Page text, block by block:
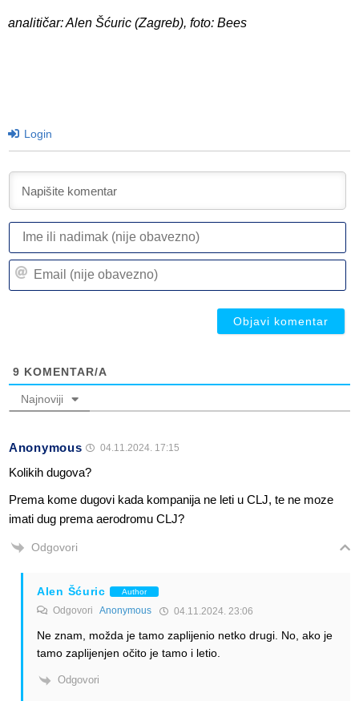
analitičar: Alen Šćuric (Zagreb), foto: Bees
Login
9 KOMENTAR/A
Najnoviji
Anonymous 04.11.2024. 17:15
Kolikih dugova?
Prema kome dugovi kada kompanija ne leti u CLJ, te ne moze
imati dug prema aerodromu CLJ?
Odgovori
Alen Šćuric Author
Odgovori Anonymous 04.11.2024. 23:06
Ne znam, možda je tamo zaplijenio netko drugi. No, ako je
tamo zaplijenjen očito je tamo i letio.
Odgovori